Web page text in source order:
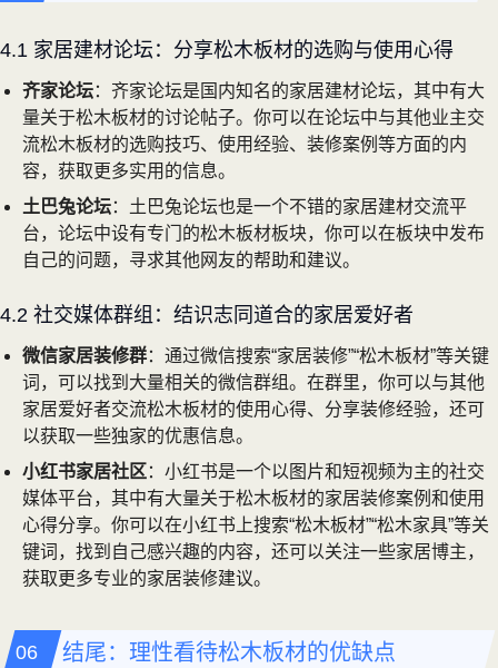
4.1 家居建材论坛：分享松木板材的选购与使用心得
齐家论坛：齐家论坛是国内知名的家居建材论坛，其中有大
量关于松木板材的讨论帖子。你可以在论坛中与其他业主交
流松木板材的选购技巧、使用经验、装修案例等方面的内
容，获取更多实用的信息。
土巴兔论坛：土巴兔论坛也是一个不错的家居建材交流平
台，论坛中设有专门的松木板材板块，你可以在板块中发布
自己的问题，寻求其他网友的帮助和建议。
4.2 社交媒体群组：结识志同道合的家居爱好者
微信家居装修群：通过微信搜索“家居装修”“松木板材”等关键
词，可以找到大量相关的微信群组。在群里，你可以与其他
家居爱好者交流松木板材的使用心得、分享装修经验，还可
以获取一些独家的优惠信息。
小红书家居社区 ：小红书是一个以图片和短视频为主的社交
媒体平台，其中有大量关于松木板材的家居装修案例和使用
心得分享。你可以在小红书上搜索“松木板材”“松木家具”等关
键词，找到自己感兴趣的内容，还可以关注一些家居博主，
获取更多专业的家居装修建议。
结尾：理性看待松木板材的优缺点